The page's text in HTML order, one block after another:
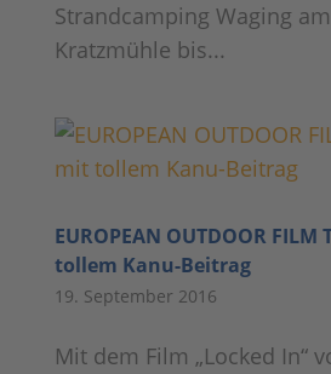
Strandcamping Waging
Kratzmühle bis...
EUROPEAN OUTDOOR
tollem Kanu-Beitrag
19. September 2016
Mit dem Film „Locked In“